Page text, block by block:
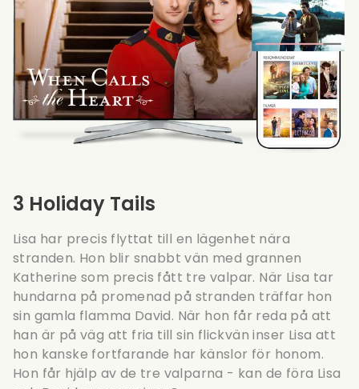
3 Holiday Tails
Lisa har precis flyttat till en lägenhet nära
stranden. Hon blir snabbt vän med grannen
Katherine som precis fått tre valpar. När Lisa tar
hundarna på promenad på stranden träffar hon
sin gamla flamma David. När hon får reda på att
han är på väg att fria till sin flickvän inser Lisa att
hon kanske fortfarande har känslor för honom.
Hon får hjälp av de tre valparna - kan de föra Lisa